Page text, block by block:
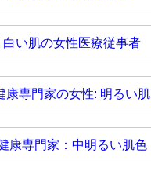
白い肌の女性医療従事者
康専門家の女性: 明るい肌
康専門家：中明るい肌色